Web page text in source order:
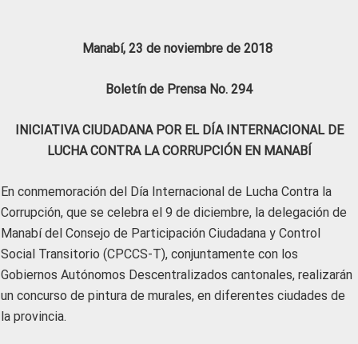
Manabí, 23 de noviembre de 2018
Boletín de Prensa No. 294
INICIATIVA CIUDADANA POR EL DÍA INTERNACIONAL DE
LUCHA CONTRA LA CORRUPCIÓN EN MANABÍ
En conmemoración del Día Internacional de Lucha Contra la
Corrupción, que se celebra el 9 de diciembre, la delegación de
Manabí del Consejo de Participación Ciudadana y Control
Social Transitorio (CPCCS-T), conjuntamente con los
Gobiernos Autónomos Descentralizados cantonales, realizarán
un concurso de pintura de murales, en diferentes ciudades de
la provincia.